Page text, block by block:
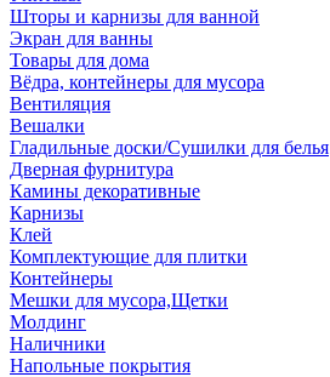
Шторы и карнизы для ванной
Экран для ванны
Товары для дома
Вёдра, контейнеры для мусора
Вентиляция
Вешалки
Гладильные доски/Сушилки для белья
Дверная фурнитура
Камины декоративные
Карнизы
Клей
Комплектующие для плитки
Контейнеры
Мешки для мусора,Щетки
Молдинг
Наличники
Напольные покрытия